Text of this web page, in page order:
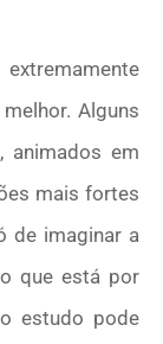
Alguns
animados em
mais fortes
de imaginar a
que está por
estudo pode